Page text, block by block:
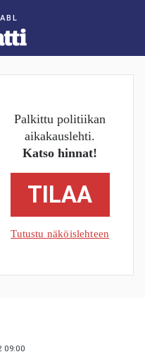
Palkittu politiikan
aikakauslehti.
Katso hinnat!
TILAA
Tutustu näköislehteen
09:00